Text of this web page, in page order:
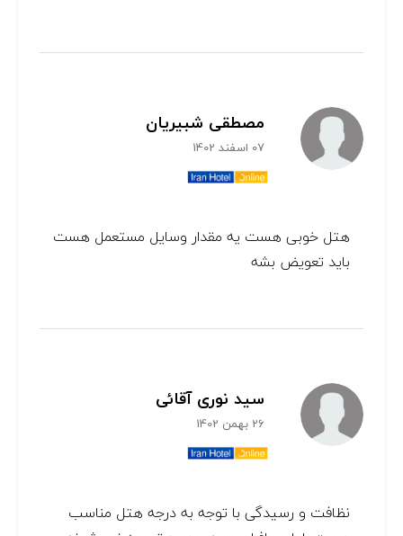
مصطقی شبیریان
07 اسفند 1402
هتل خوبی هست یه مقدار وسایل مستعمل هست
باید تعویض بشه
سید نوری آقائی
26 بهمن 1402
نظافت و رسیدگی با توجه به درجه هتل مناسب